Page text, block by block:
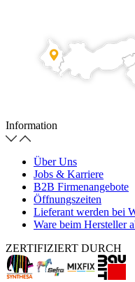
Information
Über Uns
Jobs & Karriere
B2B Firmenangebote
Öffnungszeiten
Lieferant werden bei
Ware beim Hersteller
ZERTIFIZIERT DURCH